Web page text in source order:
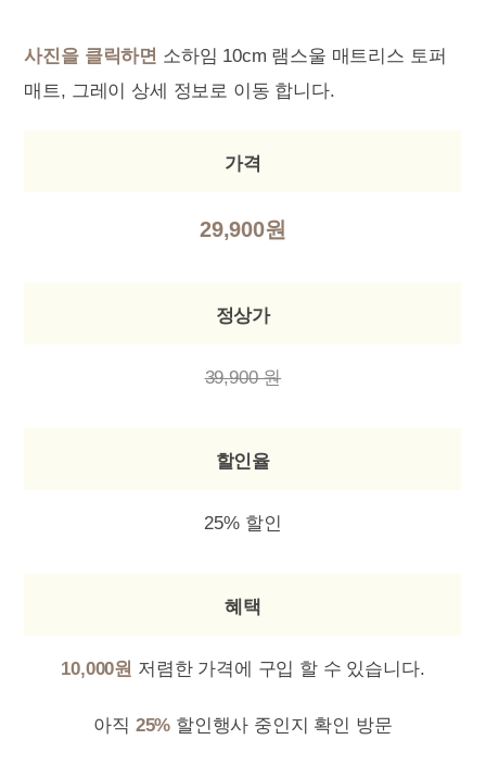
사진을 클릭하면 소하임 10cm 램스울 매트리스 토퍼
매트, 그레이 상세 정보로 이동 합니다.
가격
29,900원
정상가
39,900 원
할인율
25% 할인
혜택
10,000원 저렴한 가격에 구입 할 수 있습니다.
아직 25% 할인행사 중인지 확인 방문